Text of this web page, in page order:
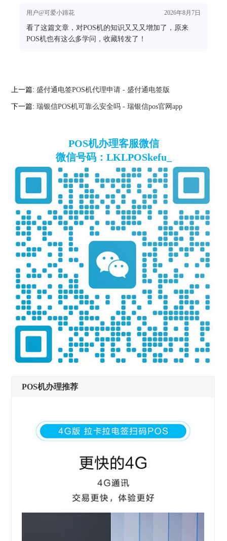
用户@可爱小蹄花 2026年8月7日
看了这篇文章，对POS机的知识又又又增加了，原来
POS机也有这么多学问，收藏转发了！
上一篇:盛付通电签POS机代理申请 - 盛付通电签版
下一篇:瑞银信POS机可靠么安全吗 - 瑞银信pos官网app
POS机办理客服微信
微信号码：LKLPOSkefu_
POS机办理推荐